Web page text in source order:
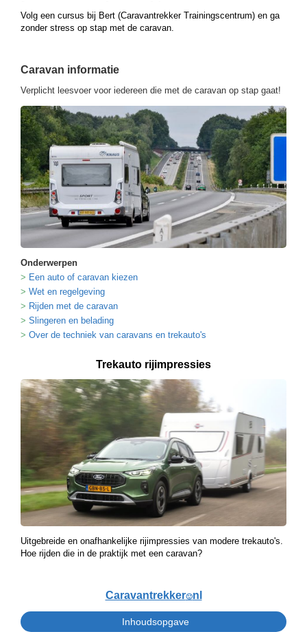
Volg een cursus bij Bert (Caravantrekker Trainingscentrum) en ga
zonder stress op stap met de caravan.
Caravan informatie
Verplicht leesvoer voor iedereen die met de caravan op stap gaat!
Onderwerpen
Een auto of caravan kiezen
Wet en regelgeving
Rijden met de caravan
Slingeren en belading
Over de techniek van caravans en trekauto's
Trekauto rijimpressies
Uitgebreide en onafhankelijke rijimpressies van modere trekauto's.
Hoe rijden die in de praktijk met een caravan?
Caravantrekker🙂nl